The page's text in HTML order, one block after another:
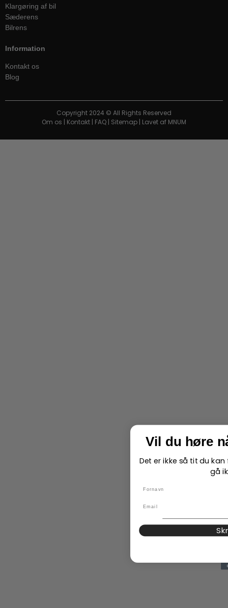
Klargøring af bil
Sæderens
Bilrens
Information
Kontakt os
Blog
Copyright 2024 © All Rights Reserved
Om os | Kontakt | FAQ | Sitemap | Lavet af MNUM
Vil du høre
Det er ikke så tit du
gå